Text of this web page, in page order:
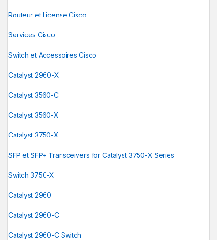
Routeur et License Cisco
Services Cisco
Switch et Accessoires Cisco
Catalyst 2960-X
Catalyst 3560-C
Catalyst 3560-X
Catalyst 3750-X
SFP et SFP+ Transceivers for Catalyst 3750-X Series
Switch 3750-X
Catalyst 2960
Catalyst 2960-C
Catalyst 2960-C Switch